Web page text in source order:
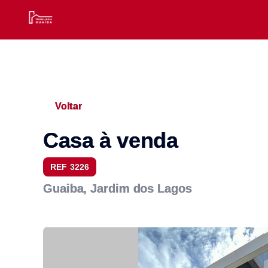
Voltar
Casa à venda
REF 3226
Guaiba, Jardim dos Lagos